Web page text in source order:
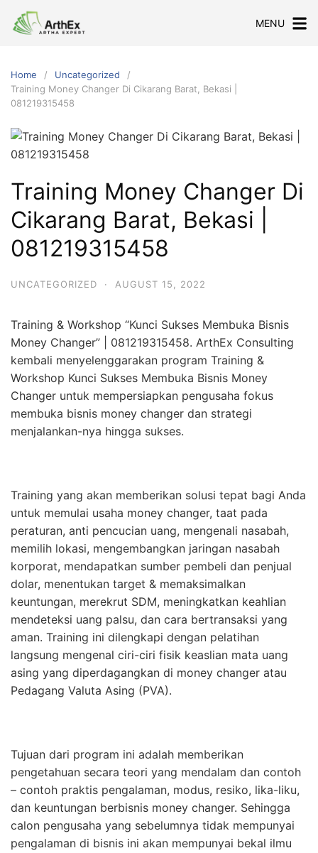
MENU
Home
Uncategorized
Training Money Changer Di Cikarang Barat, Bekasi |
081219315458
Training Money Changer Di
Cikarang Barat, Bekasi |
081219315458
UNCATEGORIZED · AUGUST 15, 2022
Training & Workshop “Kunci Sukses Membuka Bisnis
Money Changer” | 081219315458. ArthEx Consulting
kembali menyelenggarakan program Training &
Workshop Kunci Sukses Membuka Bisnis Money
Changer untuk mempersiapkan pengusaha fokus
membuka bisnis money changer dan strategi
menjalankan-nya hingga sukses.
Training yang akan memberikan solusi tepat bagi Anda
untuk memulai usaha money changer, taat pada
peraturan, anti pencucian uang, mengenali nasabah,
memilih lokasi, mengembangkan jaringan nasabah
korporat, mendapatkan sumber pembeli dan penjual
dolar, menentukan target & memaksimalkan
keuntungan, merekrut SDM, meningkatkan keahlian
mendeteksi uang palsu, dan cara bertransaksi yang
aman. Training ini dilengkapi dengan pelatihan
langsung mengenal ciri-ciri fisik keaslian mata uang
asing yang diperdagangkan di money changer atau
Pedagang Valuta Asing (PVA).
Tujuan dari program ini adalah memberikan
pengetahuan secara teori yang mendalam dan contoh
– contoh praktis pengalaman, modus, resiko, lika-liku,
dan keuntungan berbisnis money changer. Sehingga
calon pengusaha yang sebelumnya tidak mempunyai
pengalaman di bisnis ini akan mempunyai bekal ilmu